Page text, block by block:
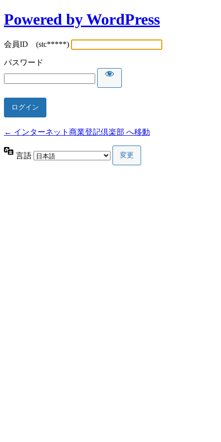
Powered by WordPress
会員ID (stc*****)
パスワード
← インターネット商業登記倶楽部 へ移動
言語